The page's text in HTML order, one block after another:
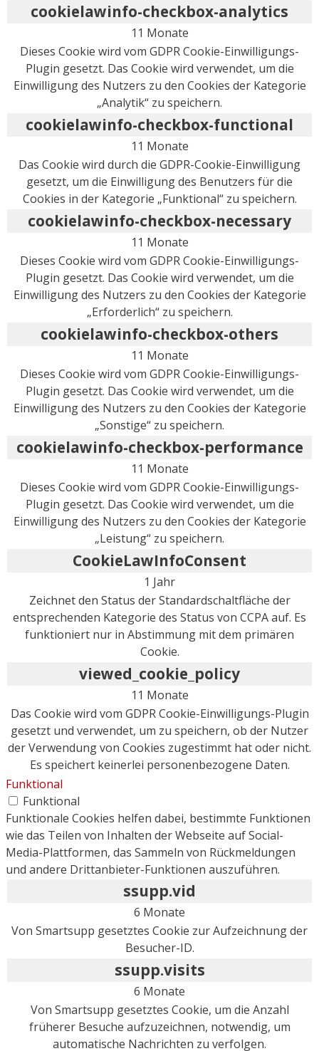
cookielawinfo-checkbox-analytics
11 Monate
Dieses Cookie wird vom GDPR Cookie-Einwilligungs-
Plugin gesetzt. Das Cookie wird verwendet, um die
Einwilligung des Nutzers zu den Cookies der Kategorie
„Analytik“ zu speichern.
cookielawinfo-checkbox-functional
11 Monate
Das Cookie wird durch die GDPR-Cookie-Einwilligung
gesetzt, um die Einwilligung des Benutzers für die
Cookies in der Kategorie „Funktional“ zu speichern.
cookielawinfo-checkbox-necessary
11 Monate
Dieses Cookie wird vom GDPR Cookie-Einwilligungs-
Plugin gesetzt. Das Cookie wird verwendet, um die
Einwilligung des Nutzers zu den Cookies der Kategorie
„Erforderlich“ zu speichern.
cookielawinfo-checkbox-others
11 Monate
Dieses Cookie wird vom GDPR Cookie-Einwilligungs-
Plugin gesetzt. Das Cookie wird verwendet, um die
Einwilligung des Nutzers zu den Cookies der Kategorie
„Sonstige“ zu speichern.
cookielawinfo-checkbox-performance
11 Monate
Dieses Cookie wird vom GDPR Cookie-Einwilligungs-
Plugin gesetzt. Das Cookie wird verwendet, um die
Einwilligung des Nutzers zu den Cookies der Kategorie
„Leistung“ zu speichern.
CookieLawInfoConsent
1 Jahr
Zeichnet den Status der Standardschaltfläche der
entsprechenden Kategorie des Status von CCPA auf. Es
funktioniert nur in Abstimmung mit dem primären
Cookie.
viewed_cookie_policy
11 Monate
Das Cookie wird vom GDPR Cookie-Einwilligungs-Plugin
gesetzt und verwendet, um zu speichern, ob der Nutzer
der Verwendung von Cookies zugestimmt hat oder nicht.
Es speichert keinerlei personenbezogene Daten.
Funktional
Funktional
Funktionale Cookies helfen dabei, bestimmte Funktionen
wie das Teilen von Inhalten der Webseite auf Social-
Media-Plattformen, das Sammeln von Rückmeldungen
und andere Drittanbieter-Funktionen auszuführen.
ssupp.vid
6 Monate
Von Smartsupp gesetztes Cookie zur Aufzeichnung der
Besucher-ID.
ssupp.visits
6 Monate
Von Smartsupp gesetztes Cookie, um die Anzahl
früherer Besuche aufzuzeichnen, notwendig, um
automatische Nachrichten zu verfolgen.